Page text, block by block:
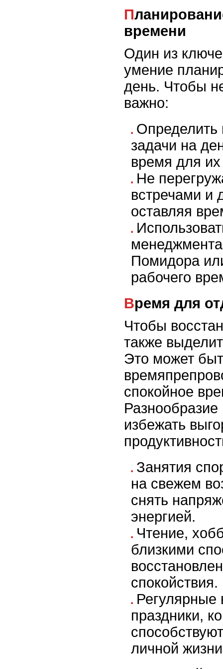
Планирование рабочего
времени
Один из
умение
день. Чтобы
важно:
Определить
задачи на
время для
Не
встречами и
оставляя
Помидора
рабочего
Время для
Чтобы
также
Это может
спокойное
избежать
Занятия
на свежем
снять
энергией.
Чтение,
близкими
спокойствия.
праздники,
личной